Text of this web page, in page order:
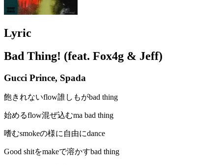
Lyric
Bad Thing! (feat. Fox4g & Jeff)
Gucci Prince, Spada
飽きれないflow誰しもがbad thing
始めるflow混ぜ込むma bad thing
嗜むsmokeの様に自由にdance
Good shitをmakeで溶かすbad thing